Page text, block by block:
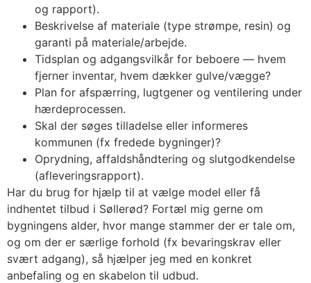
og rapport).
Beskrivelse af materiale (type strømpe, resin) og
garanti på materiale/arbejde.
Tidsplan og adgangsvilkår for beboere — hvem
fjerner inventar, hvem dækker gulve/vægge?
Plan for afspærring, lugtgener og ventilering under
hærdeprocessen.
Skal der søges tilladelse eller informeres
kommunen (fx fredede bygninger)?
Oprydning, affaldshåndtering og slutgodkendelse
(afleveringsrapport).
Har du brug for hjælp til at vælge model eller få
indhentet tilbud i Søllerød? Fortæl mig gerne om
bygningens alder, hvor mange stammer der er tale om,
og om der er særlige forhold (fx bevaringskrav eller
svært adgang), så hjælper jeg med en konkret
anbefaling og en skabelon til udbud.